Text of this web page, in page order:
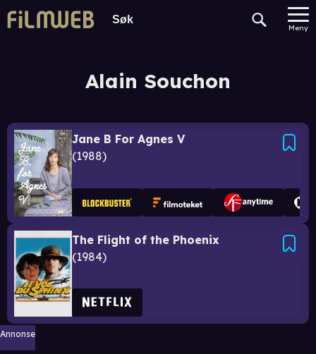
Meny
Alain Souchon
Jane B For Agnes V
1988
The Flight of the Phoenix
1984
Annonse